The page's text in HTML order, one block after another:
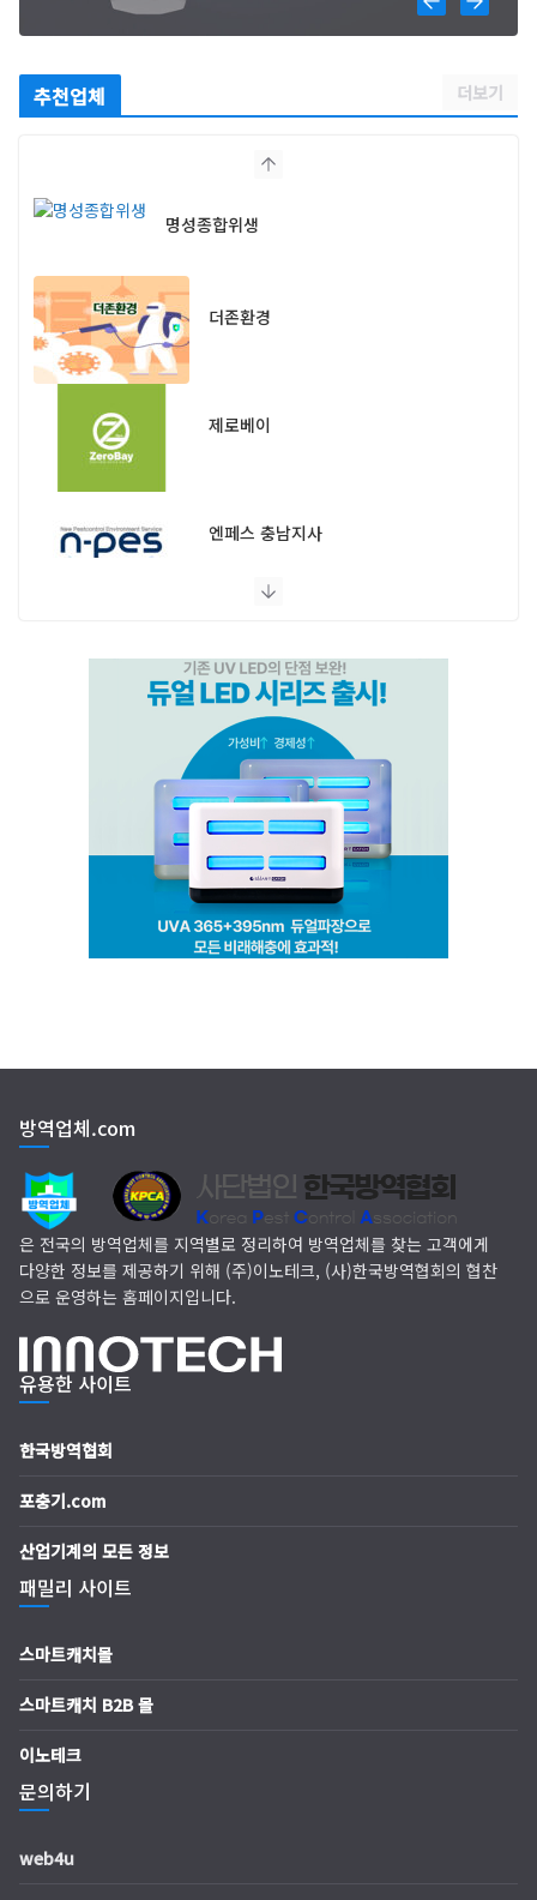
추천업체 더보기
명성종합위생
더존환경
제로베이
엔페스 충남지사
세화방역
(주)다잘방역
방역업체.com
은 전국의 방역업체를 지역별로 정리하여 방역업체를 찾는 고객에게
다양한 정보를 제공하기 위해 (주)이노테크, (사)한국방역협회의 협찬
으로 운영하는 홈페이지입니다.
유용한 사이트
한국방역협회
포충기.com
산업기계의 모든 정보
패밀리 사이트
스마트캐치몰
스마트캐치 B2B 몰
이노테크
문의하기
web4u